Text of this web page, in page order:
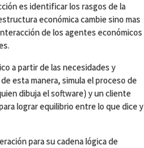
es identificar los rasgos de la
económica cambie sino mas
de los agentes económicos
a partir de las necesidades y
esta manera, simula el proceso de
dibuja el software) y un cliente
lograr equilibrio entre lo que dice y
para su cadena lógica de